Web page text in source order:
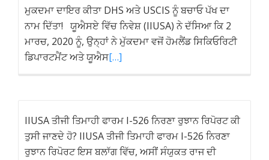
ਮੁਕਦਮਾ ਦਾਇਰ ਕੀਤਾ DHS ਅਤੇ USCIS ਨੂੰ ਬਚਾਓ ਪੱਖ ਦਾ
ਨਾਮ ਦਿੱਤਾ! ਯੂਐਸਏ ਵਿੱਚ ਨਿਵੇਸ਼ (IIUSA) ਨੇ ਦੱਸਿਆ ਕਿ 2
ਮਾਰਚ, 2020 ਨੂੰ, ਉਨ੍ਹਾਂ ਨੇ ਮੁੱਕਦਮਾ ਵਜੋਂ ਹੋਮਲੈਂਡ ਸਿਕਿਓਰਿਟੀ
ਡਿਪਾਰਟਮੈਂਟ ਅਤੇ ਯੂਐਸ[…]
IIUSA ਤੀਜੀ ਤਿਮਾਹੀ ਫਾਰਮ I-526 ਨਿਰਣਾ ਰੁਝਾਨ ਰਿਪੋਰਟ ਕੀ
ਤੁਸੀ ਜਾਣਦੇ ਹੋ? IIUSA ਤੀਜੀ ਤਿਮਾਹੀ ਫਾਰਮ I-526 ਨਿਰਣਾ
ਰੁਝਾਨ ਰਿਪੋਰਟ ਇਸ ਬਲਾੱਗ ਵਿੱਚ, ਅਸੀਂ ਸੰਯੁਕਤ ਰਾਜ ਦੀ